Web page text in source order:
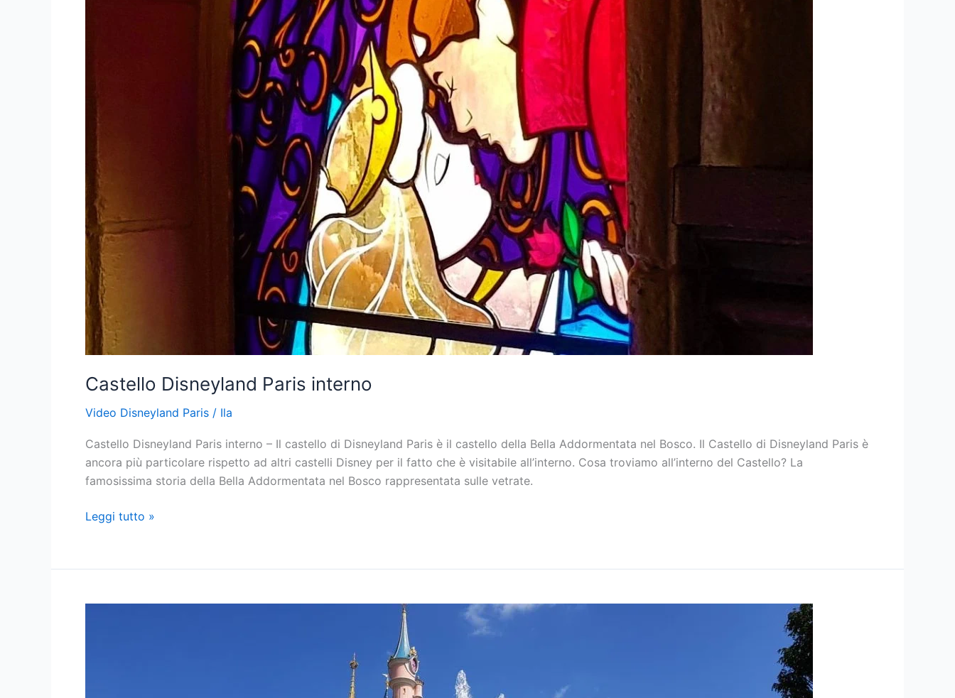
Castello Disneyland Paris interno
Video Disneyland Paris / Ila
Castello Disneyland Paris interno – Il castello di Disneyland Paris è il castello della Bella Addormentata nel Bosco. Il Castello di Disneyland Paris è
ancora più particolare rispetto ad altri castelli Disney per il fatto che è visitabile all’interno. Cosa troviamo all’interno del Castello? La
famosissima storia della Bella Addormentata nel Bosco rappresentata sulle vetrate.
Castello
interno
Leggi tutto »